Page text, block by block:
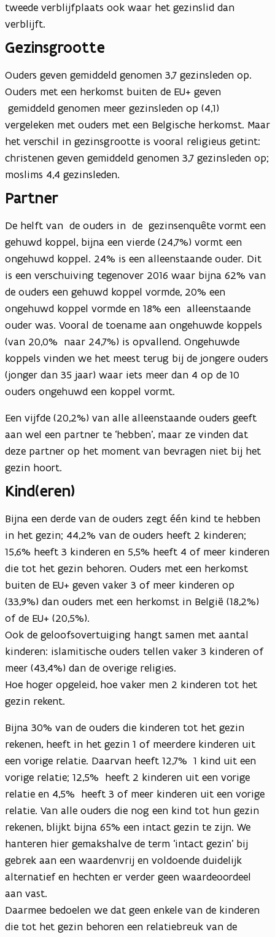
tweede verblijfplaats ook waar het gezinslid dan
verblijft.
Gezinsgrootte
Ouders geven gemiddeld genomen 3,7 gezinsleden op.
Ouders met een herkomst buiten de EU+ geven
gemiddeld genomen meer gezinsleden op (4,1)
vergeleken met ouders met een Belgische herkomst. Maar
het verschil in gezinsgrootte is vooral religieus getint:
christenen geven gemiddeld genomen 3,7 gezinsleden op;
moslims 4,4 gezinsleden.
Partner
De helft van de ouders in de gezinsenquête vormt een
gehuwd koppel, bijna een vierde (24,7%) vormt een
ongehuwd koppel. 24% is een alleenstaande ouder. Dit
is een verschuiving tegenover 2016 waar bijna 62% van
de ouders een gehuwd koppel vormde, 20% een
ongehuwd koppel vormde en 18% een alleenstaande
ouder was. Vooral de toename aan ongehuwde koppels
(van 20,0% naar 24,7%) is opvallend. Ongehuwde
koppels vinden we het meest terug bij de jongere ouders
(jonger dan 35 jaar) waar iets meer dan 4 op de 10
ouders ongehuwd een koppel vormt.
Een vijfde (20,2%) van alle alleenstaande ouders geeft
aan wel een partner te ‘hebben’, maar ze vinden dat
deze partner op het moment van bevragen niet bij het
gezin hoort.
Kind(eren)
Bijna een derde van de ouders zegt één kind te hebben
in het gezin; 44,2% van de ouders heeft 2 kinderen;
15,6% heeft 3 kinderen en 5,5% heeft 4 of meer kinderen
die tot het gezin behoren. Ouders met een herkomst
buiten de EU+ geven vaker 3 of meer kinderen op
(33,9%) dan ouders met een herkomst in België (18,2%)
of de EU+ (20,5%).
Ook de geloofsovertuiging hangt samen met aantal
kinderen: islamitische ouders tellen vaker 3 kinderen of
meer (43,4%) dan de overige religies.
Hoe hoger opgeleid, hoe vaker men 2 kinderen tot het
gezin rekent.
Bijna 30% van de ouders die kinderen tot het gezin
rekenen, heeft in het gezin 1 of meerdere kinderen uit
een vorige relatie. Daarvan heeft 12,7% 1 kind uit een
vorige relatie; 12,5% heeft 2 kinderen uit een vorige
relatie en 4,5% heeft 3 of meer kinderen uit een vorige
relatie. Van alle ouders die nog een kind tot hun gezin
rekenen, blijkt bijna 65% een intact gezin te zijn. We
hanteren hier gemakshalve de term ‘intact gezin’ bij
gebrek aan een waardenvrij en voldoende duidelijk
alternatief en hechten er verder geen waardeoordeel
aan vast.
Daarmee bedoelen we dat geen enkele van de kinderen
die tot het gezin behoren een relatiebreuk van de